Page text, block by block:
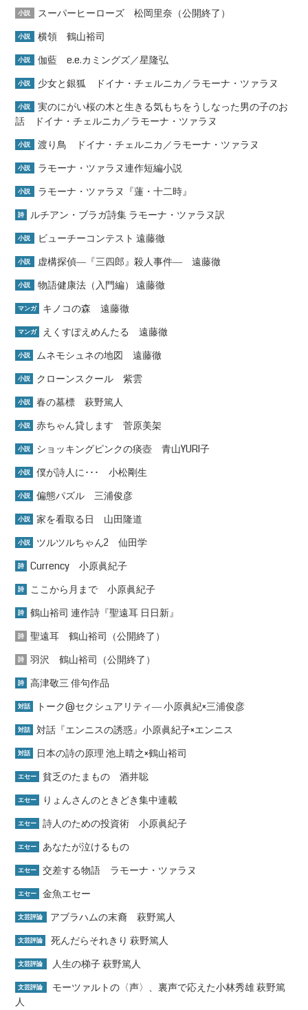
小説 スーパーヒーローズ 松岡里奈（公開終了）
小説 横領 鶴山裕司
小説 伽藍 e.e.カミングズ／星隆弘
小説 少女と銀狐 ドイナ・チェルニカ／ラモーナ・ツァラヌ
小説
実のにがい桜の木と生きる気もちをうしなった男の子のお
話 ドイナ・チェルニカ／ラモーナ・ツァラヌ
小説 渡り鳥 ドイナ・チェルニカ／ラモーナ・ツァラヌ
小説 ラモーナ・ツァラヌ連作短編小説
小説 ラモーナ・ツァラヌ『蓮・十二時』
詩 ルチアン・ブラガ詩集 ラモーナ・ツァラヌ訳
小説 ビューチーコンテスト 遠藤徹
小説 虚構探偵―『三四郎』殺人事件― 遠藤徹
小説 物語健康法（入門編） 遠藤徹
マンガ キノコの森 遠藤徹
マンガ えくすぽえめんたる 遠藤徹
小説 ムネモシュネの地図 遠藤徹
小説 クローンスクール 紫雲
小説 春の墓標 萩野篤人
小説 赤ちゃん貸します 菅原美架
小説 ショッキングピンクの痰壺 青山YURI子
小説 僕が詩人に･･･ 小松剛生
小説 偏態パズル 三浦俊彦
小説 家を看取る日 山田隆道
小説 ツルツルちゃん2 仙田学
詩 Currency 小原眞紀子
詩 ここから月まで 小原眞紀子
詩 鶴山裕司 連作詩『聖遠耳 日日新』
詩 聖遠耳 鶴山裕司（公開終了）
詩 羽沢 鶴山裕司（公開終了）
詩 高津敬三 俳句作品
対話 トーク@セクシュアリティ― 小原眞紀×三浦俊彦
対話 対話『エンニスの誘惑』小原眞紀子×エンニス
対話 日本の詩の原理 池上晴之×鶴山裕司
エセー 貧乏のたまもの 酒井聡
エセー りょんさんのときどき集中連載
エセー 詩人のための投資術 小原眞紀子
エセー あなたが泣けるもの
エセー 交差する物語 ラモーナ・ツァラヌ
エセー 金魚エセー
文芸評論 アブラハムの末裔 萩野篤人
文芸評論 死んだらそれきり 萩野篤人
文芸評論 人生の梯子 萩野篤人
文芸評論
モーツァルトの〈声〉、裏声で応えた小林秀雄 萩野篤
人